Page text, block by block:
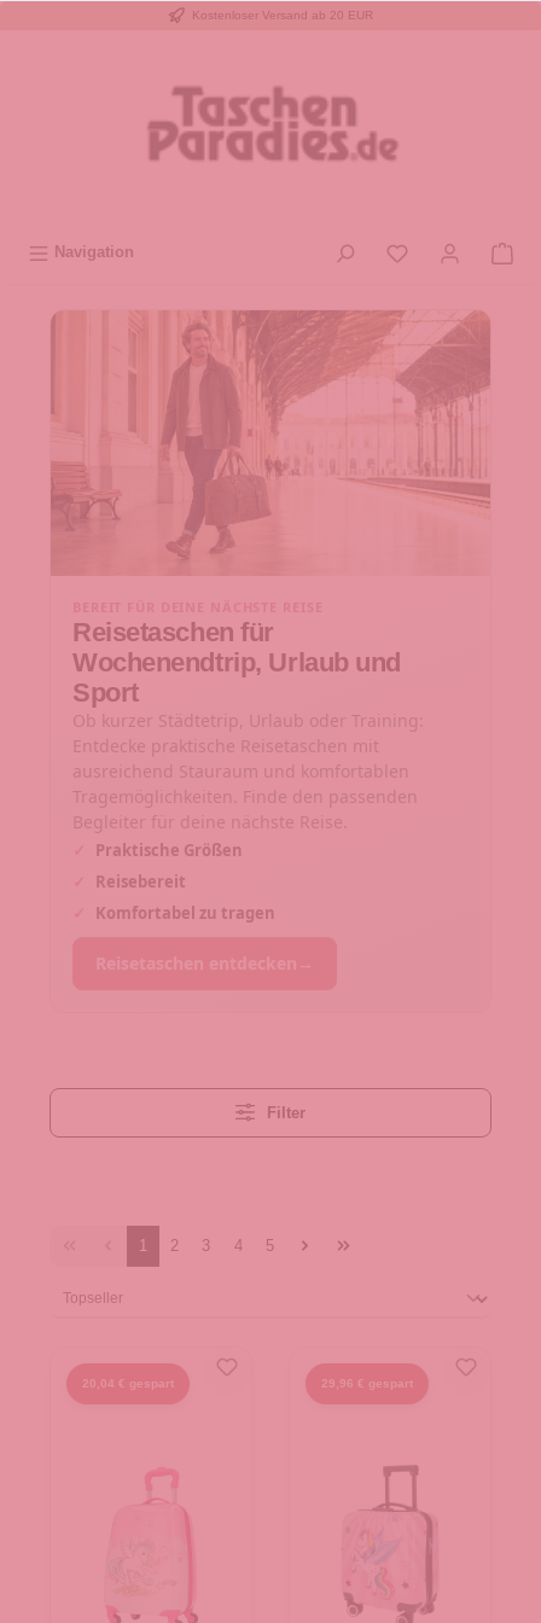
Kostenloser Versand ab 20 EUR
Navigation
Reisetaschen für
Wochenendtrip, Urlaub und
Sport
Ob kurzer Städtetrip, Urlaub oder Training:
Entdecke praktische Reisetaschen mit
ausreichend Stauraum und komfortablen
Tragemöglichkeiten. Finde den passenden
Begleiter für deine nächste Reise.
Praktische Größen
Reisebereit
Komfortabel zu tragen
Filter
1 2 3 4 5
20,04 € gespart 29,96 € gespart